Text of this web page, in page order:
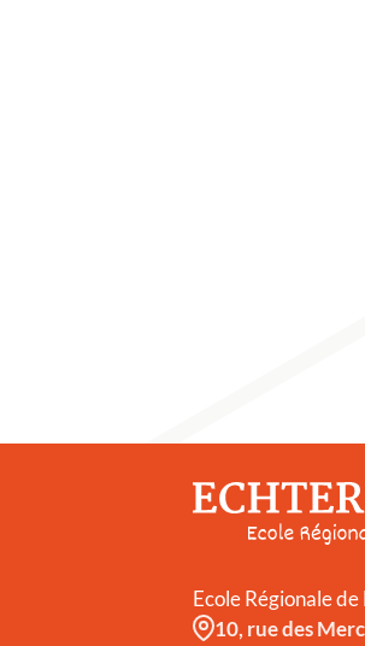
Ecole Régionale
10, rue des